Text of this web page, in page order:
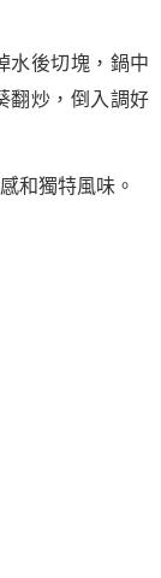
水後切塊，鍋中
翻炒，倒入調好
和獨特風味。